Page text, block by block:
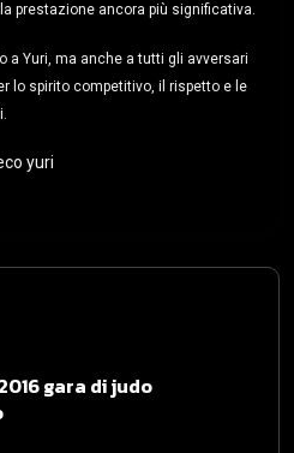
prestazione ancora più significativa.
a Yuri, ma anche a tutti gli avversari
lo spirito competitivo, il rispetto e le
yuri
gara di judo